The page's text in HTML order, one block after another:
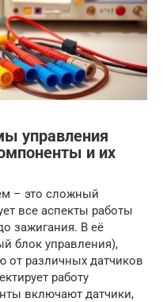
управления
и их
– это сложный
все аспекты работы
зажигания. В её
блок управления),
от различных датчиков
работу
включают датчики,